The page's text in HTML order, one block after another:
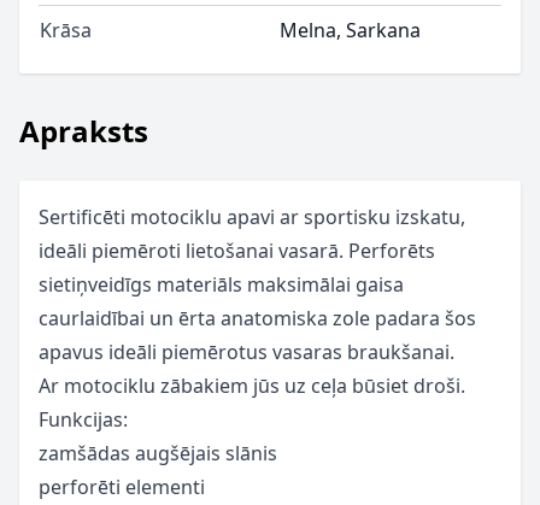
Apraksts
Sertificēti motociklu apavi ar sportisku izskatu,
ideāli piemēroti lietošanai vasarā. Perforēts
sietiņveidīgs materiāls maksimālai gaisa
caurlaidībai un ērta anatomiska zole padara šos
apavus ideāli piemērotus vasaras braukšanai.
Ar motociklu zābakiem jūs uz ceļa būsiet droši.
Funkcijas:
zamšādas augšējais slānis
perforēti elementi
Krāsa Melna, Sarkana